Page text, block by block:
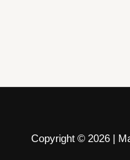
Copyright © 2026 |